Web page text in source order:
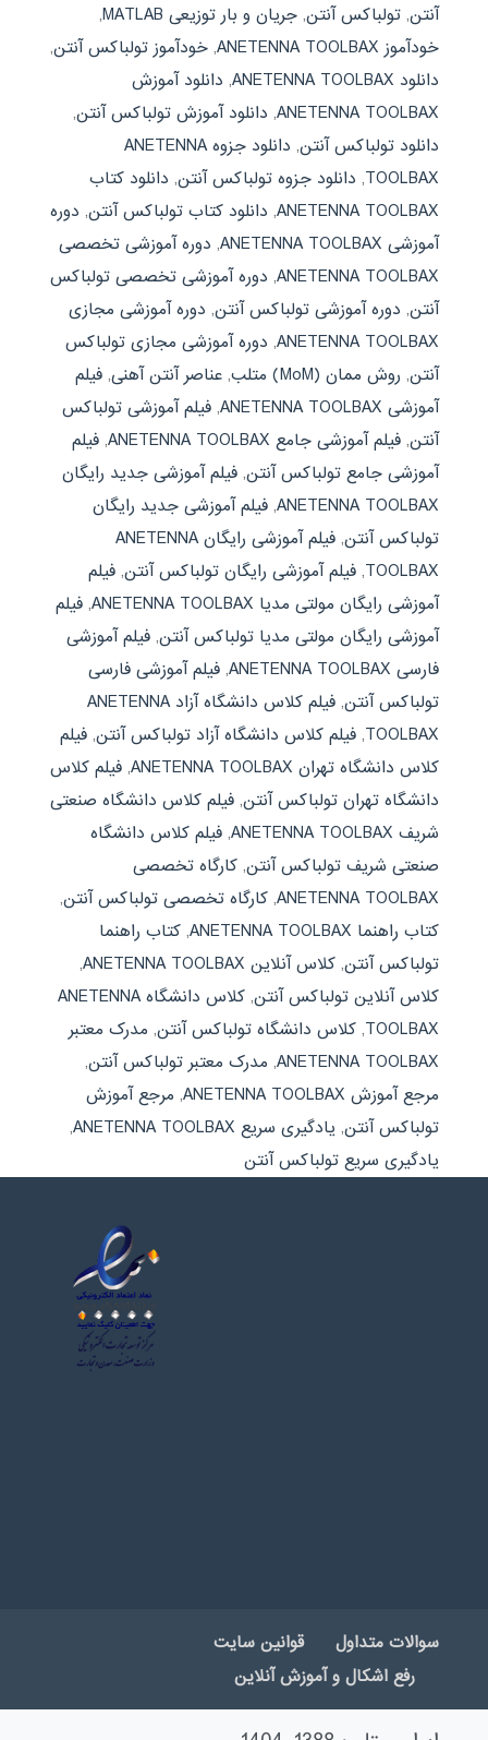
آنتن, تولباکس آنتن, جریان و بار توزیعی MATLAB
,
خودآموز ANETENNA TOOLBAX
, خودآموز تولباکس آنتن,
دانلود ANETENNA TOOLBAX
, دانلود آموزش
ANETENNA TOOLBAX
, دانلود آموزش تولباکس آنتن,
دانلود تولباکس آنتن,
دانلود جزوه ANETENNA
TOOLBAX
, دانلود جزوه تولباکس آنتن, دانلود کتاب
ANETENNA TOOLBAX
, دانلود کتاب تولباکس آنتن, دوره
آموزشی ANETENNA TOOLBAX
, دوره آموزشی تخصصی
ANETENNA TOOLBAX
, دوره آموزشی تخصصی تولباکس
آنتن, دوره آموزشی تولباکس آنتن, دوره آموزشی مجازی
ANETENNA TOOLBAX
, دوره آموزشی مجازی تولباکس
آنتن, روش ممان (MoM) متلب , عناصر آنتن آهنی, فیلم
آموزشی ANETENNA TOOLBAX
, فیلم آموزشی تولباکس
آنتن, فیلم آموزشی جامع ANETENNA TOOLBAX , فیلم
آموزشی جامع تولباکس آنتن, فیلم آموزشی جدید رایگان
ANETENNA TOOLBAX
, فیلم آموزشی جدید رایگان
تولباکس آنتن,
فیلم آموزشی رایگان ANETENNA
TOOLBAX
, فیلم آموزشی رایگان تولباکس آنتن, فیلم
آموزشی رایگان مولتی مدیا ANETENNA TOOLBAX
, فیلم
آموزشی رایگان مولتی مدیا تولباکس آنتن, فیلم آموزشی
فارسی ANETENNA TOOLBAX
, فیلم آموزشی فارسی
تولباکس آنتن,
فیلم کلاس دانشگاه آزاد ANETENNA
TOOLBAX
, فیلم کلاس دانشگاه آزاد تولباکس آنتن, فیلم
کلاس دانشگاه تهران ANETENNA TOOLBAX
, فیلم کلاس
دانشگاه تهران تولباکس آنتن, فیلم کلاس دانشگاه صنعتی
شریف ANETENNA TOOLBAX
, فیلم کلاس دانشگاه
صنعتی شریف تولباکس آنتن, کارگاه تخصصی
ANETENNA TOOLBAX
, کارگاه تخصصی تولباکس آنتن,
کتاب راهنما ANETENNA TOOLBAX
, کتاب راهنما
تولباکس آنتن, کلاس آنلاین ANETENNA TOOLBAX
,
کلاس آنلاین تولباکس آنتن,
کلاس دانشگاه ANETENNA
TOOLBAX
, کلاس دانشگاه تولباکس آنتن, مدرک معتبر
ANETENNA TOOLBAX
, مدرک معتبر تولباکس آنتن,
مرجع آموزش ANETENNA TOOLBAX
, مرجع آموزش
تولباکس آنتن, یادگیری سریع ANETENNA TOOLBAX
,
یادگیری سریع تولباکس آنتن
سوالات متداول
قوانین سایت
رفع اشکال و آموزش آنلاین